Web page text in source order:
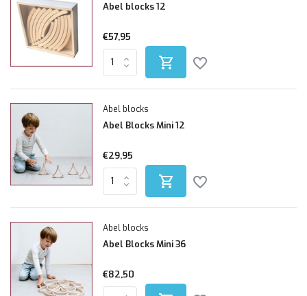
Abel blocks 12
€57,95
Abel blocks
Abel Blocks Mini 12
€29,95
Abel blocks
Abel Blocks Mini 36
€82,50